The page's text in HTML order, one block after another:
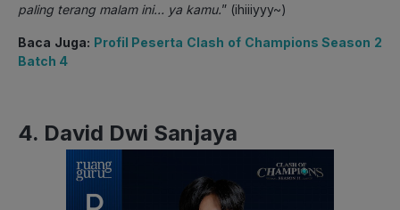
paling terang malam ini… ya kamu.” (ihiiiyyy~)
Baca Juga: Profil Peserta Clash of Champions Season 2
Batch 4
4. David Dwi Sanjaya